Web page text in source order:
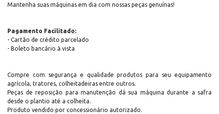
Mantenha suas máquinas em dia com nossas peças genuínas!
Pagamento Facilitado:
- Cartão de crédito parcelado
- Boleto bancário à vista
Compre com segurança e qualidade produtos para seu equipamento
agrícola, tratores, colheitadeiras entre outros.
Peças de reposição para manutenção dá sua máquina durante a safra
desde o plantio até a colheita.
Produto vendido por concessionário autorizado.